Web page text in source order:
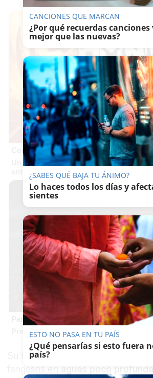
Corepunk MMORPG
Un verdadero MMORPG de la vieja
antes, pero mejor!
Parece ciencia ficción
Prepárate para alucinar con estas
Su hábitat preferido son los
fangosos en
aguas poco profundas
CANCIONES QUE MARCAN
¿Por qué recuerdas canciones
mejor que las nuevas?
¿SABES QUÉ BAJA TU ÁNIMO?
Lo haces todos los días y
sientes
ESTO NO PASA EN TU PAÍS
¿Qué pensarías si esto fuera
país?